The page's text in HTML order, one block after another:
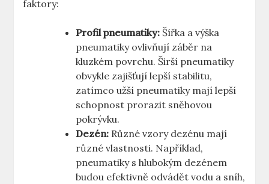
faktory:
Profil pneumatiky: Šířka a výška
pneumatiky ovlivňují záběr na
kluzkém povrchu. Širší pneumatiky
obvykle zajišťují lepší stabilitu,
zatímco užší pneumatiky mají lepší
schopnost prorazit sněhovou
pokrývku.
Dezén: Různé vzory dezénu mají
různé vlastnosti. Například,
pneumatiky s hlubokým dezénem
budou efektivně odvádět vodu a sníh,